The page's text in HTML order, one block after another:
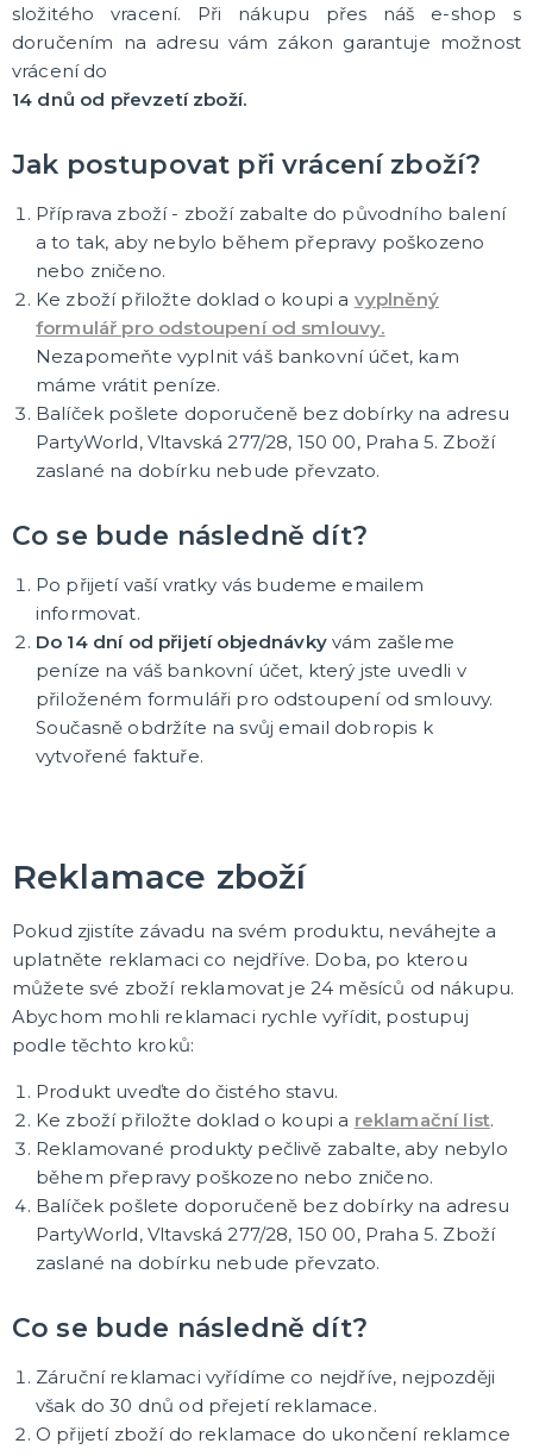
HALLOWEENSKÉ KOSTÝMY A DOPLŇKY
Dámské Halloweenské kostýmy
Pánské Halloweenské kostýmy
Dětské Halloweenské kostýmy
Mikuláš
Čerti
Andělé
Ostatní vánoční kostýmy
Santa Claus
DALŠÍ KATEGORIE
TEXTIL S POTISKEM
Pánská trička s potiskem
Dámská trička s potiskem
Trička PAT A MAT
Trička na flašku
Zástěry s potiskem
Kalhotky s potiskem
DALŠÍ KATEGORIE
PÁRTY DOPLŇKY
Balónky a svíčky
Helium
Girlandy a dekorace
DALŠÍ KATEGORIE
BALÓNKY
Doplňky k balónkům
Hélium
Foliové balonky
Šerpy
Dárky pro ženy
Hrníčky
Stolní hry
Placky
Papírová přáníčka
Nášivky
Polštáře s potiskem
Zástěry s potiskem
Trička s potiskem
SRANDIČKY A ŽERTÍKY
Falešná zranění
Zvířátka
Dekorace
Kouzelnické triky
DALŠÍ KATEGORIE
KARNEVALOVÉ KOSTÝMY PRO DOSPĚLÉ
Prohibice
Vánoční kostýmy
Jeptišky a kněží
Uniformy
Upíří kostýmy
Zombie kostýmy
Divoký západ
Klaunské kostýmy
Disco a retro kostýmy
Historické kostýmy
St. Patrick
Vtipné kostýmy
Filmové a pohádkové kostýmy
Maskoti a zvířátka
Morphsuity - "Druhá kůže"
Slavné osobnosti
Cesta kolem světa
Pánské obleky
Vesmír a UFO
Poslední zvonění
Andělé a čerti
Oktoberfest, Beerfest
Doktoři a sestřičky
Hippie kostýmy
Pirátské kostýmy
Sexy kostýmy
Čarodějnické kostýmy
DALŠÍ KATEGORIE
KARNEVALOVÉ KOSTÝMY PRO DĚTI
Kostýmy pro holky
Zvířátka
Doplňky pro děti
DALŠÍ KATEGORIE
složitého vracení. Při nákupu přes náš e-shop s
doručením na adresu vám zákon garantuje možnost
vrácení do
14 dnů od převzetí zboží.
Jak postupovat při vrácení zboží?
Příprava zboží - zboží zabalte do původního balení
a to tak, aby nebylo během přepravy poškozeno
nebo zničeno.
Ke zboží přiložte doklad o koupi a vyplněný
formulář pro odstoupení od smlouvy.
Nezapomeňte vyplnit váš bankovní účet, kam
máme vrátit peníze.
Balíček pošlete doporučeně bez dobírky na adresu
PartyWorld, Vltavská 277/28, 150 00, Praha 5. Zboží
zaslané na dobírku nebude převzato.
Co se bude následně dít?
Po přijetí vaší vratky vás budeme emailem
informovat.
Do 14 dní od přijetí objednávkyvám zašleme
peníze na váš bankovní účet, který jste uvedli v
přiloženém formuláři pro odstoupení od smlouvy.
Současně obdržíte na svůj email dobropis k
vytvořené faktuře.
Reklamace zboží
Pokud zjistíte závadu na svém produktu, neváhejte a
uplatněte reklamaci co nejdříve. Doba, po kterou
můžete své zboží reklamovat je 24 měsíců od nákupu.
Abychom mohli reklamaci rychle vyřídit, postupuj
podle těchto kroků:
Produkt uveďte do čistého stavu.
Ke zboží přiložte doklad o koupi a reklamační list.
Reklamované produkty pečlivě zabalte, aby nebylo
během přepravy poškozeno nebo zničeno.
Balíček pošlete doporučeně bez dobírky na adresu
PartyWorld, Vltavská 277/28, 150 00, Praha 5. Zboží
zaslané na dobírku nebude převzato.
Co se bude následně dít?
Záruční reklamaci vyřídíme co nejdříve, nejpozději
však do 30 dnů od přejetí reklamace.
O přijetí zboží do reklamace do ukončení reklamce